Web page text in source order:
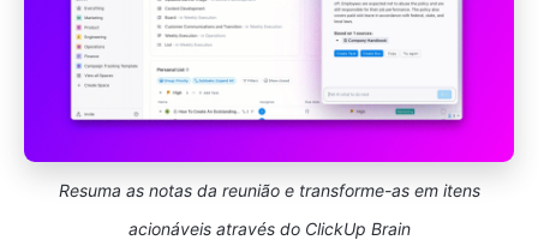
Resuma as notas da reunião e transforme-as em itens
acionáveis através do ClickUp Brain